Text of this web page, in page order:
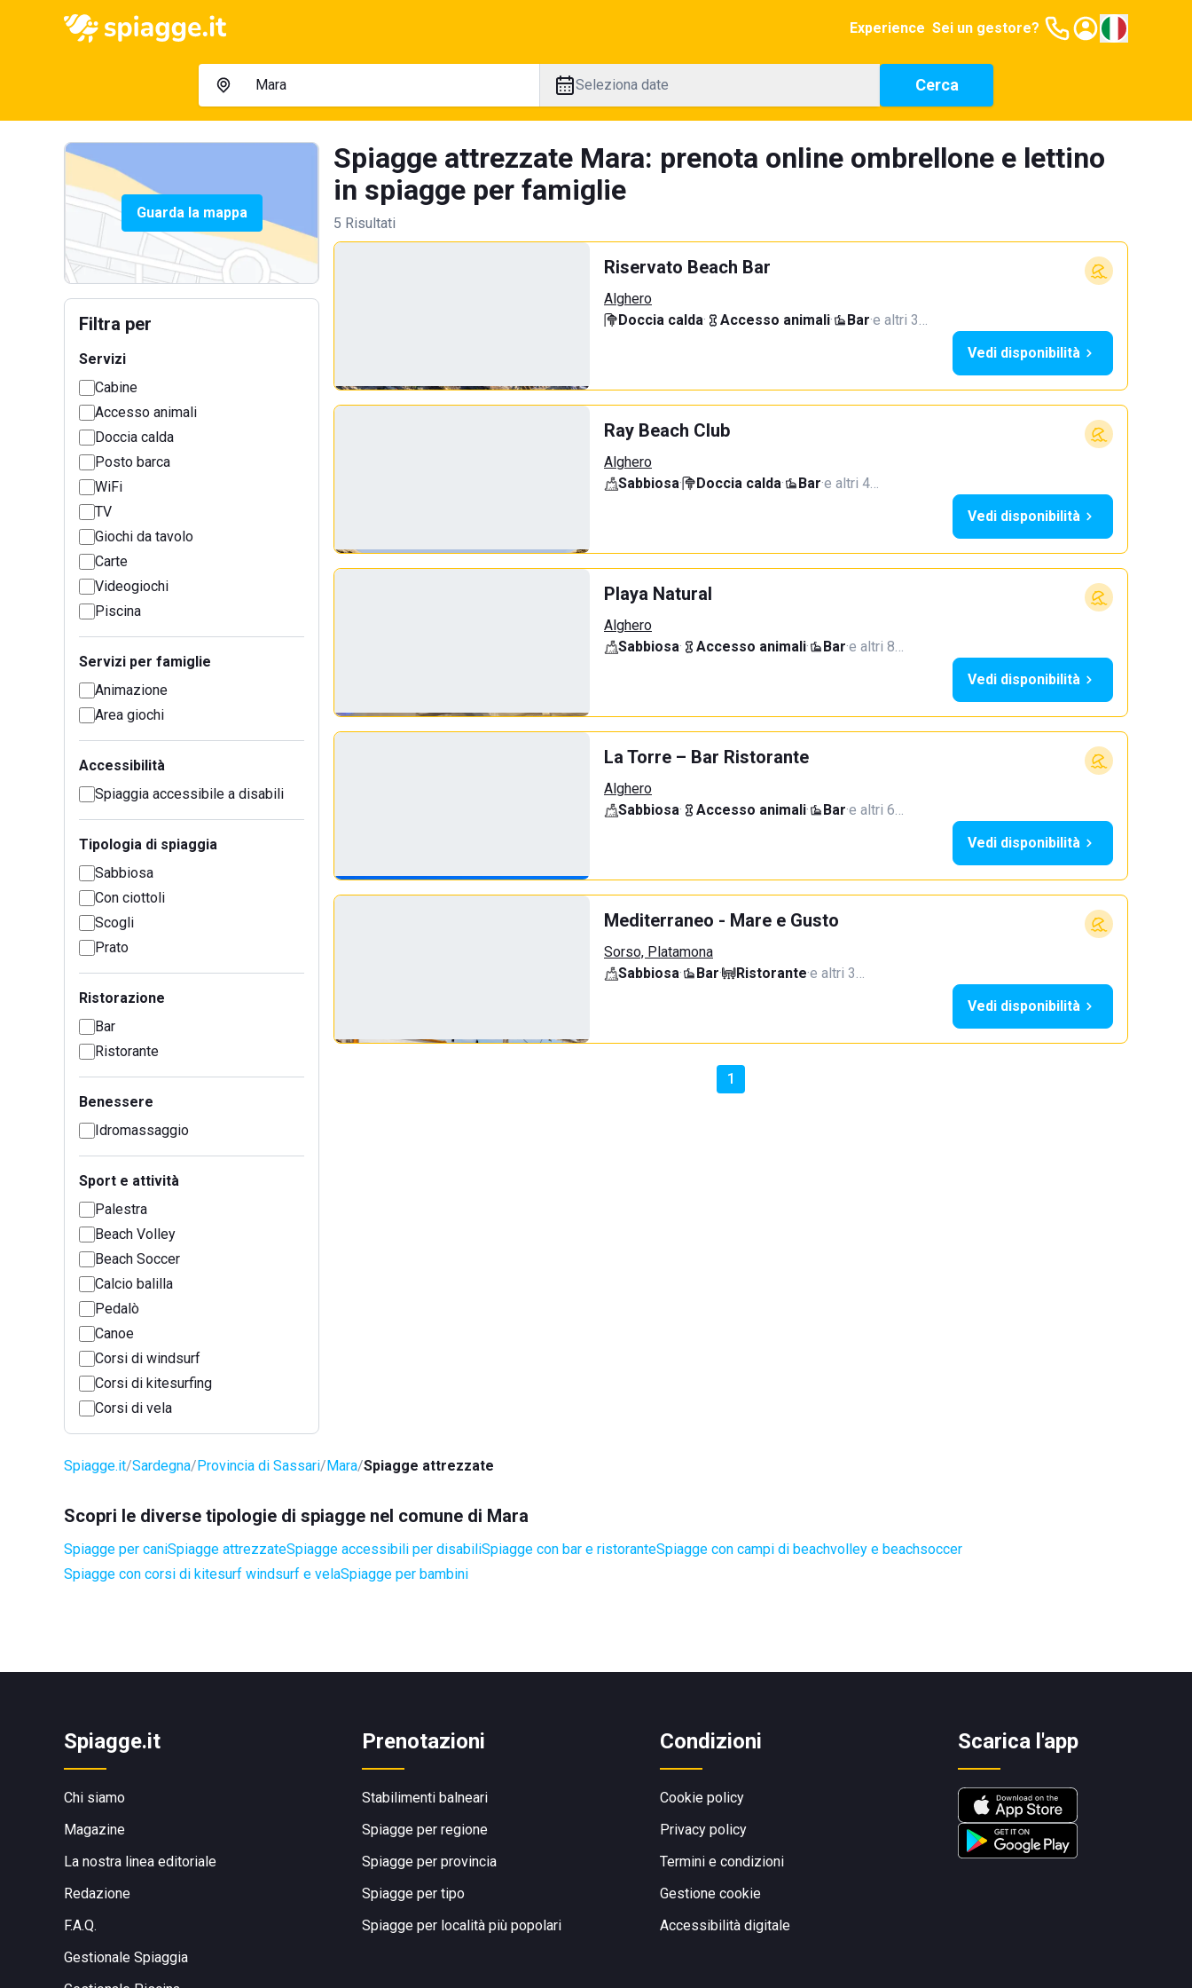
Experience Sei un gestore?
Seleziona date Cerca
Guarda la mappa
Filtra per
Servizi
Cabine
Accesso animali
Doccia calda
Posto barca
WiFi
TV
Giochi da tavolo
Carte
Videogiochi
Piscina
Servizi per famiglie
Animazione
Area giochi
Accessibilità
Spiaggia accessibile a disabili
Tipologia di spiaggia
Sabbiosa
Con ciottoli
Scogli
Prato
Ristorazione
Bar
Ristorante
Benessere
Idromassaggio
Sport e attività
Palestra
Beach Volley
Beach Soccer
Calcio balilla
Pedalò
Canoe
Corsi di windsurf
Corsi di kitesurfing
Corsi di vela
Spiagge attrezzate Mara: prenota online ombrellone e lettino
in spiagge per famiglie
5 Risultati
Riservato Beach Bar
Alghero
Doccia calda· Accesso animali· Bar·e altri 3…
Vedi disponibilità
Ray Beach Club
Alghero
Sabbiosa· Doccia calda· Bar·e altri 4…
Vedi disponibilità
Playa Natural
Alghero
Sabbiosa· Accesso animali· Bar·e altri 8…
Vedi disponibilità
La Torre – Bar Ristorante
Alghero
Sabbiosa· Accesso animali· Bar·e altri 6…
Vedi disponibilità
Mediterraneo - Mare e Gusto
Sorso, Platamona
Sabbiosa· Bar· Ristorante·e altri 3…
Vedi disponibilità
1
Spiagge.it Sardegna Provincia di Sassari Mara Spiagge attrezzate
Scopri le diverse tipologie di spiagge nel comune di Mara
Spiagge per caniSpiagge attrezzateSpiagge accessibili per disabiliSpiagge con bar e ristoranteSpiagge con campi di beachvolley e beachsoccer
Spiagge con corsi di kitesurf windsurf e velaSpiagge per bambini
Spiagge.it
Chi siamo
Magazine
La nostra linea editoriale
Redazione
F.A.Q.
Gestionale Spiaggia
Prenotazioni
Stabilimenti balneari
Spiagge per regione
Spiagge per provincia
Spiagge per tipo
Spiagge per località più popolari
Condizioni
Cookie policy
Privacy policy
Termini e condizioni
Gestione cookie
Accessibilità digitale
Scarica l'app